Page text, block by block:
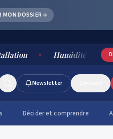
MON DOSSIER
Humidité salle de bain :
Newsletter
Décider et comprendre